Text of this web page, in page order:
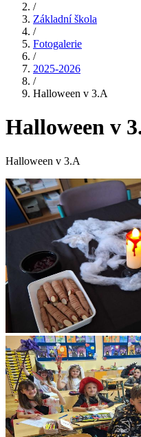
/
Základní škola
/
Fotogalerie
/
2025-2026
/
Halloween v 3.A
Halloween v
Halloween v 3.A